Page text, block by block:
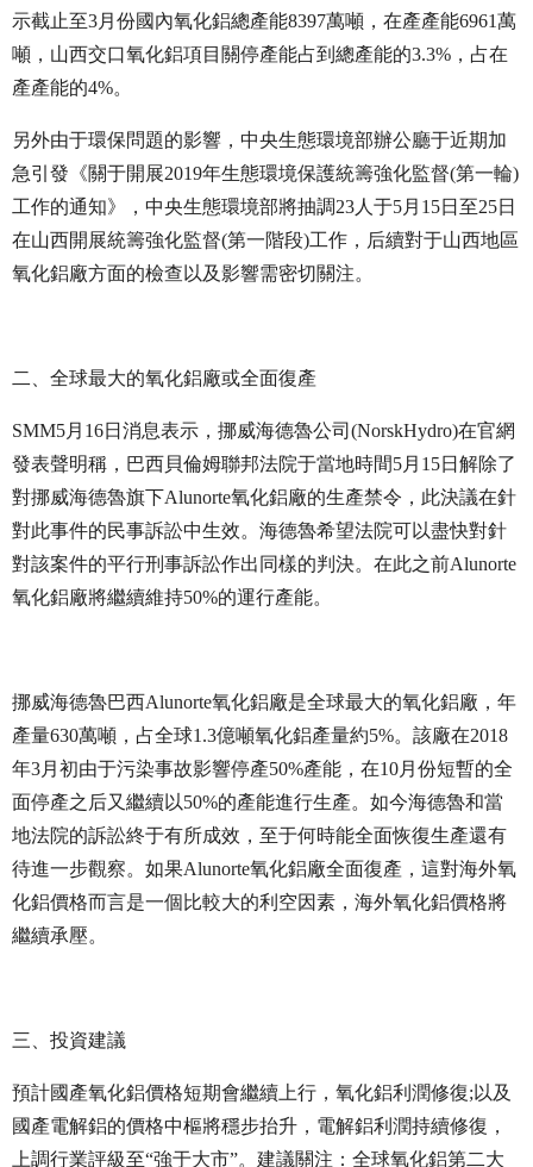
示截止至3月份國內氧化鋁總產能8397萬噸，在產產能6961萬
噸，山西交口氧化鋁項目關停產能占到總產能的3.3%，占在
產產能的4%。
另外由于環保問題的影響，中央生態環境部辦公廳于近期加
急引發《關于開展2019年生態環境保護統籌強化監督(第一輪)
工作的通知》，中央生態環境部將抽調23人于5月15日至25日
在山西開展統籌強化監督(第一階段)工作，后續對于山西地區
氧化鋁廠方面的檢查以及影響需密切關注。
二、全球最大的氧化鋁廠或全面復產
SMM5月16日消息表示，挪威海德魯公司(NorskHydro)在官網
發表聲明稱，巴西貝倫姆聯邦法院于當地時間5月15日解除了
對挪威海德魯旗下Alunorte氧化鋁廠的生產禁令，此決議在針
對此事件的民事訴訟中生效。海德魯希望法院可以盡快對針
對該案件的平行刑事訴訟作出同樣的判決。在此之前Alunorte
氧化鋁廠將繼續維持50%的運行產能。
挪威海德魯巴西Alunorte氧化鋁廠是全球最大的氧化鋁廠，年
產量630萬噸，占全球1.3億噸氧化鋁產量約5%。該廠在2018
年3月初由于污染事故影響停產50%產能，在10月份短暫的全
面停產之后又繼續以50%的產能進行生產。如今海德魯和當
地法院的訴訟終于有所成效，至于何時能全面恢復生產還有
待進一步觀察。如果Alunorte氧化鋁廠全面復產，這對海外氧
化鋁價格而言是一個比較大的利空因素，海外氧化鋁價格將
繼續承壓。
三、投資建議
預計國產氧化鋁價格短期會繼續上行，氧化鋁利潤修復;以及
國產電解鋁的價格中樞將穩步抬升，電解鋁利潤持續修復，
上調行業評級至“強于大市”。建議關注：全球氧化鋁第二大